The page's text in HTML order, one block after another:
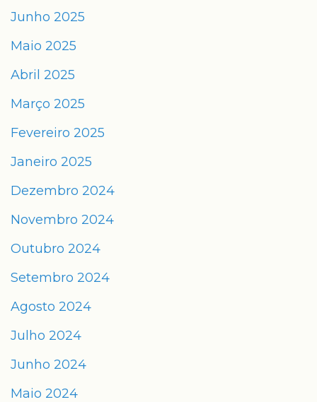
Junho 2025
Maio 2025
Abril 2025
Março 2025
Fevereiro 2025
Janeiro 2025
Dezembro 2024
Novembro 2024
Outubro 2024
Setembro 2024
Agosto 2024
Julho 2024
Junho 2024
Maio 2024